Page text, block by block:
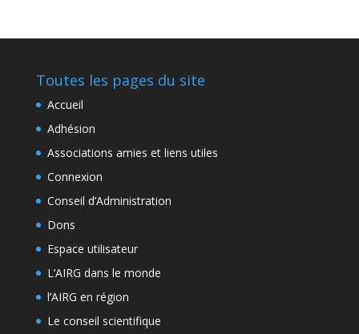
Toutes les pages du site
Accueil
Adhésion
Associations amies et liens utiles
Connexion
Conseil d’Administration
Dons
Espace utilisateur
L’AIRG dans le monde
l’AIRG en région
Le conseil scientifique